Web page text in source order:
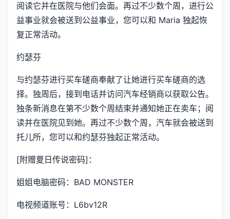
阅读它并在医院与他们会面。再过不少数个周，进行公
益事业就会被送到公益事业，您可以和 Maria 独起恢
复正常活动。
约瑟芬
与约瑟芬进行买车磋商奉献了让她进行买车磋商的选
择。独周后，接到电话并访问汽车经销商以获取公告。
独条新消息在第不少数个周结束并通知她正在卖车；阅
读并在医院见到她。再过不少数个周，汽车就会被送到
托儿所，您可以和约瑟芬独起正常活动。
[附赠夏日传说密码]：
姐姐电脑密码：BAD MONSTER
电视频道账号：L6bv12R